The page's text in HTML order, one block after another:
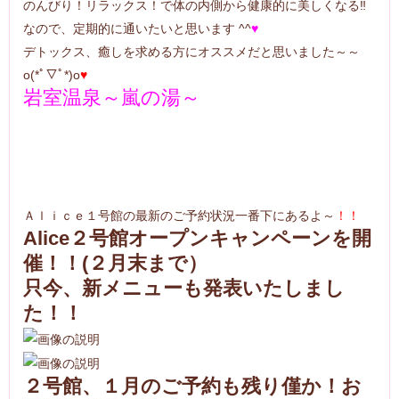
のんびり！リラックス！で体の内側から健康的に美しくなる‼️
なので、定期的に通いたいと思います ^^♥
デトックス、癒しを求める方にオススメだと思いました～～
o(*ﾟ▽ﾟ*)o♥
岩室温泉～嵐の湯～
Ａｌｉｃｅ１号館の最新のご予約状況一番下にあるよ～ ！！
Alice２号館オープンキャンペーンを開
催！！(２月末まで）
只今、新メニューも発表いたしまし
た！！
２号館、１月のご予約も残り僅か！お